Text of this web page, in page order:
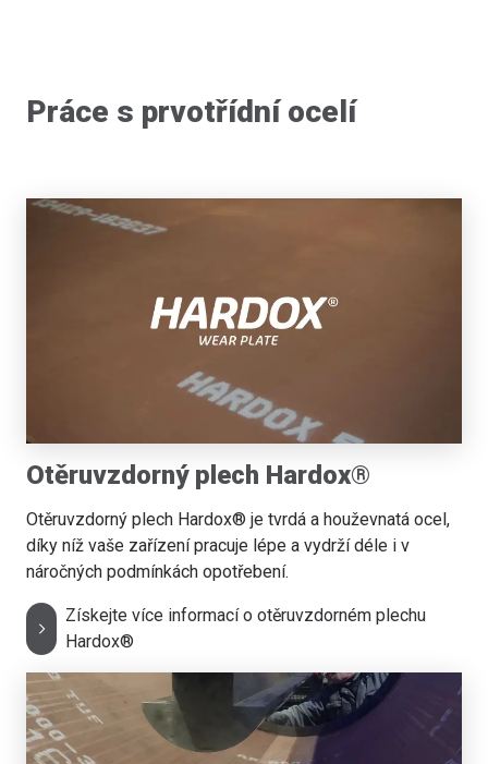
Práce s prvotřídní ocelí
Otěruvzdorný plech Hardox®
Otěruvzdorný plech Hardox® je tvrdá a houževnatá ocel,
díky níž vaše zařízení pracuje lépe a vydrží déle i v
náročných podmínkách opotřebení.
Získejte více informací o otěruvzdorném plechu
Hardox®